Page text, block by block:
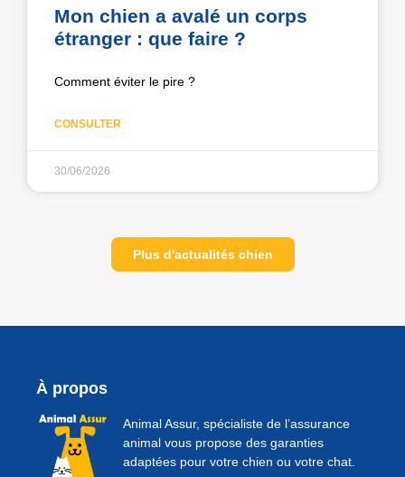
Mon chien a avalé un corps
étranger : que faire ?
Comment éviter le pire ?
CONSULTER
30/06/2026
Plus d'actualités chien
À propos
Animal Assur, spécialiste de l’assurance
animal vous propose des garanties
adaptées pour votre chien ou votre chat.